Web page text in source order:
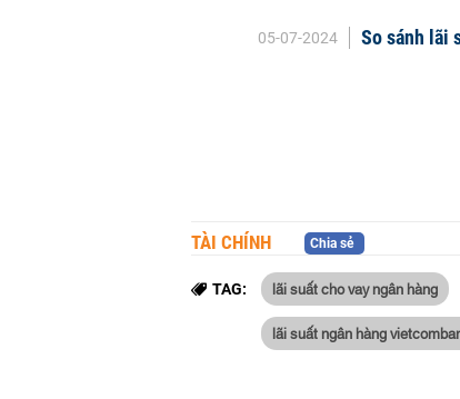
05-07-2024 So sánh lãi
TÀI CHÍNH Chia sẻ
TAG: lãi suất cho vay ngân hàng
lãi suất ngân hàng